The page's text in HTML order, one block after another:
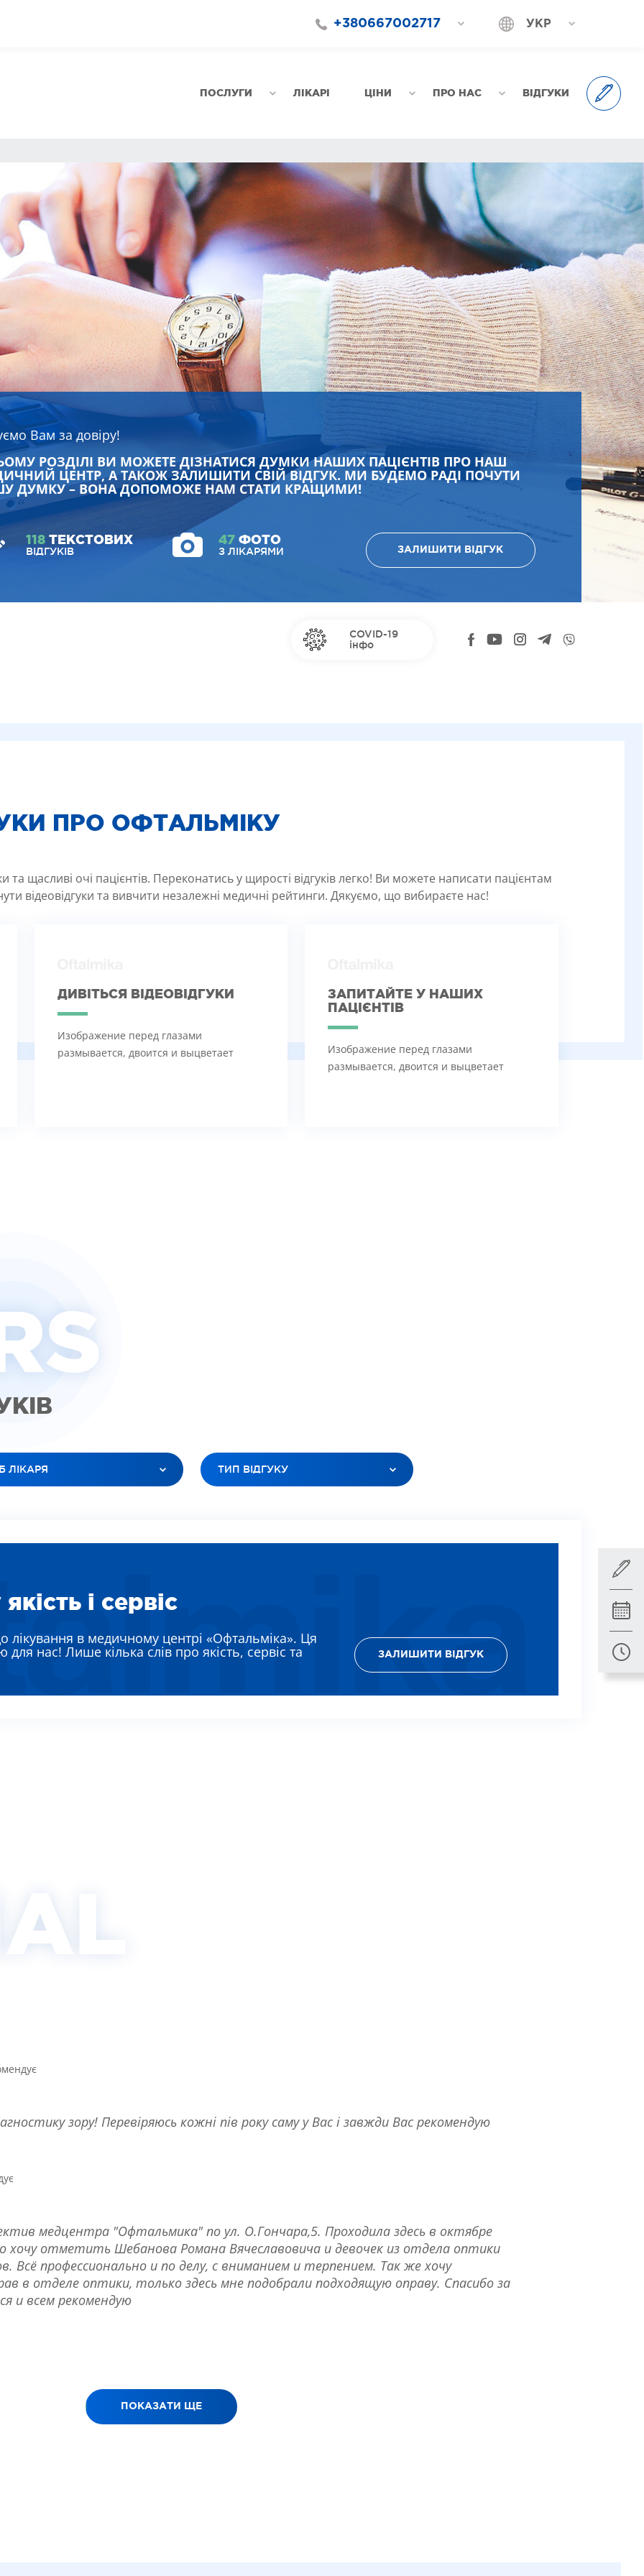
+380667002717 УКР
ПОСЛУГИ ЛІКАРІ ЦІНИ ПРО НАС ВІДГУКИ
Вам за довіру!
РОЗДІЛІ ВИ МОЖЕТЕ ДІЗНАТИСЯ ДУМКИ НАШИХ ПАЦІЄНТІВ ПРО НАШ
ЦЕНТР, А ТАКОЖ ЗАЛИШИТИ СВІЙ ВІДГУК. МИ БУДЕМО РАДІ ПОЧУТИ
ДУМКУ – ВОНА ДОПОМОЖЕ НАМ СТАТИ КРАЩИМИ!
118ТЕКСТОВИХ
ВІДГУКІВ
47 ФОТО
З ЛІКАРЯМИ ЗАЛИШИТИ ВІДГУК
COVID-19
інфо
ПРО ОФТАЛЬМІКУ
щасливі очі пацієнтів. Переконатись у щирості відгуків легко! Ви можете написати пацієнтам
відеовідгуки та вивчити незалежні медичні рейтинги. Дякуємо, що вибираєте нас!
ДИВІТЬСЯ ВІДЕОВІДГУКИ
Изображение перед глазами
размывается, двоится и выцветает
ЗАПИТАЙТЕ У НАШИХ
ПАЦІЄНТІВ
Изображение перед глазами
размывается, двоится и выцветает
S
ЛІКАРЯ
ЛІДІЯ ОЛЕКСІЇВНА
ГАННА ЄВГЕНІЇВНА
МИХАЙЛО ІВАНОВИЧ
ТИП ВІДГУКУ
і сервіс
лікування в медичному центрі «Офтальміка». Ця
нас! Лише кілька слів про якість, сервіс та ЗАЛИШИТИ ВІДГУК
зору! Перевіряюсь кожні пів року саму у Вас і завжди Вас рекомендую
медцентра "Офтальмика" по ул. О.Гончара,5. Проходила здесь в октябре
хочу отметить Шебанова Романа Вячеславовича и девочек из отдела оптики
Всё профессионально и по делу, с вниманием и терпением. Так же хочу
в отделе оптики, только здесь мне подобрали подходящую оправу. Спасибо за
и всем рекомендую
ПОКАЗАТИ ЩЕ